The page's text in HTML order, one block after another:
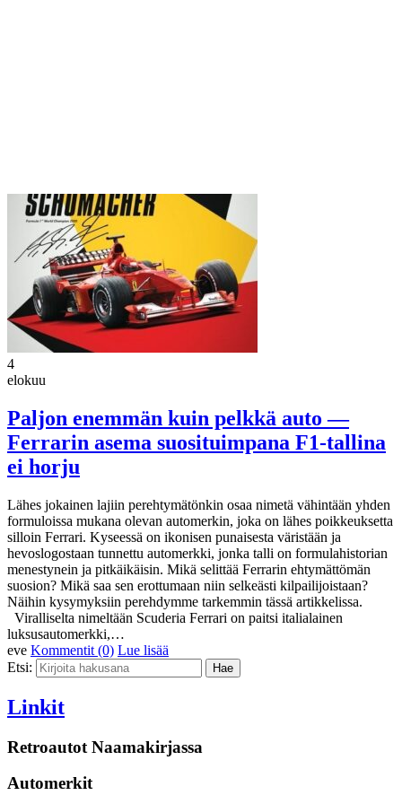
4
elokuu
Paljon enemmän kuin pelkkä auto —
Ferrarin asema suosituimpana F1-tallina
ei horju
Lähes jokainen lajiin perehtymätönkin osaa nimetä vähintään yhden
formuloissa mukana olevan automerkin, joka on lähes poikkeuksetta
silloin Ferrari. Kyseessä on ikonisen punaisesta väristään ja
hevoslogostaan tunnettu automerkki, jonka talli on formulahistorian
menestynein ja pitkäikäisin. Mikä selittää Ferrarin ehtymättömän
suosion? Mikä saa sen erottumaan niin selkeästi kilpailijoistaan?
Näihin kysymyksiin perehdymme tarkemmin tässä artikkelissa.
Viralliselta nimeltään Scuderia Ferrari on paitsi italialainen
luksusautomerkki,…
eve Kommentit (0) Lue lisää
Etsi:
Linkit
Retroautot Naamakirjassa
Automerkit